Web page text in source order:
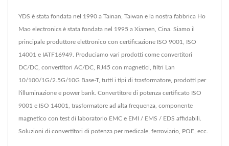
YDS è stata fondata nel 1990 a Tainan, Taiwan e la nostra fabbrica Ho
Mao electronics è stata fondata nel 1995 a Xiamen, Cina. Siamo il
principale produttore elettronico con certificazione ISO 9001, ISO
14001 e IATF16949. Produciamo vari prodotti come convertitori
DC/DC, convertitori AC/DC, RJ45 con magnetici, filtri Lan
10/100/1G/2.5G/10G Base-T, tutti i tipi di trasformatore, prodotti per
l'illuminazione e power bank. Convertitore di potenza certificato ISO
9001 e ISO 14001, trasformatore ad alta frequenza, componente
magnetico con test di laboratorio EMC e EMI / EMS / EDS affidabili.
Soluzioni di convertitori di potenza per medicale, ferroviario, POE, ecc.